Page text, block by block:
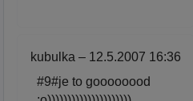
kubulka – 12.5.2007 16:36
#9#je to goooooood